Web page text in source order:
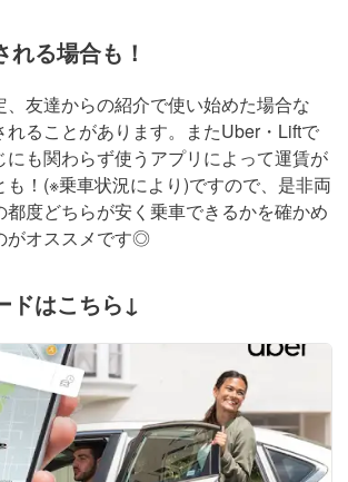
る場合も！
友達からの紹介で使い始めた場合な
れることがあります。またUber・Liftで
にも関わらず使うアプリによって運賃が
も！(※乗車状況により)ですので、是非両
度どちらが安く乗車できるかを確かめ
がオススメです◎
ドはこちら↓